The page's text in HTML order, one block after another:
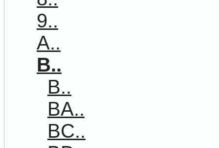
9..
A..
B..
B..
BA..
BC..